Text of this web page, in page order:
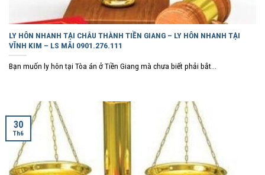
LY HÔN NHANH TẠI CHÂU THÀNH TIỀN GIANG – LY HÔN NHANH TẠI
VĨNH KIM – LS MÃI 0901.276.111
Bạn muốn ly hôn tại Tòa án ở Tiền Giang mà chưa biết phải bắt...
30
Th6